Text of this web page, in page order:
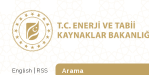
English RSS